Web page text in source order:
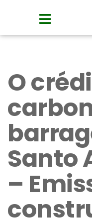
O
Santo
–